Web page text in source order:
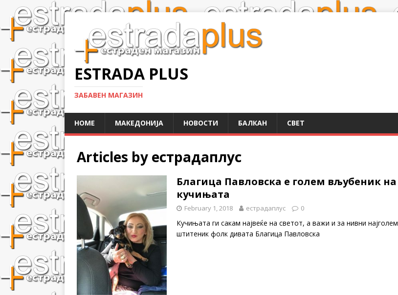
ESTRADA PLUS
ЗАБАВЕН МАГАЗИН
HOME МАКЕДОНИЈА НОВОСТИ БАЛКАН СВЕТ
Articles by естрадаплус
Благица Павловска е голем вљубеник на
кучињата
February 1, 2018 естрадаплус 0
Кучињата ги сакам највеќе на светот, а важи и за нивни најголем
штитеник фолк дивата Благица Павловска